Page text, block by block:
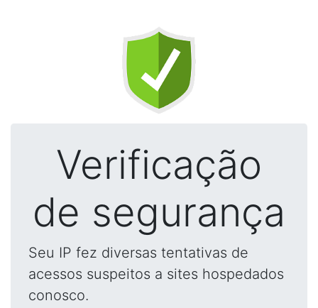
Verificação
de segurança
Seu IP fez diversas tentativas de
acessos suspeitos a sites hospedados
conosco.